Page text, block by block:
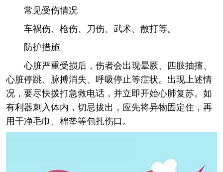
常见受伤情况
车祸伤、枪伤、刀伤、武术、散打等。
防护措施
心脏严重受损后，伤者会出现晕厥、四肢抽搐、
心脏停跳、脉搏消失、呼吸停止等症状。出现上述情
况，要尽快拨打急救电话，并立即开始心肺复苏。如
有利器刺入体内，切忌拔出，应先将异物固定住，再
用干净毛巾、棉垫等包扎伤口。